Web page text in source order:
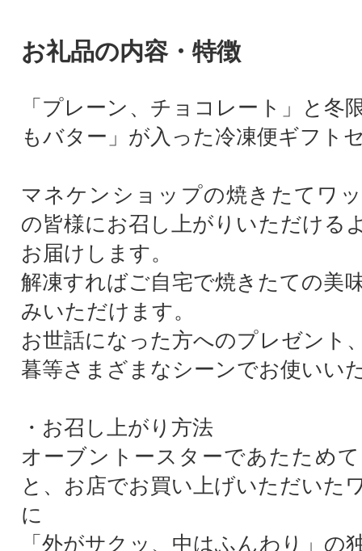
お礼品の内容・特徴
「プレーン、チョコレート」と冬
もバター」が入った冷凍便ギフト
マネケンショップの焼きたてワ
の皆様にお召し上がりいただける
お届けします。
解凍すればご自宅で焼きたての美
みいただけます。
お世話になった方へのプレゼント
暮等さまざまなシーンでお使いい
・お召し上がり方法
オーブントースターであたため
と、お店でお買い上げいただいた
に
「外がサクッ、中はふんわり」の